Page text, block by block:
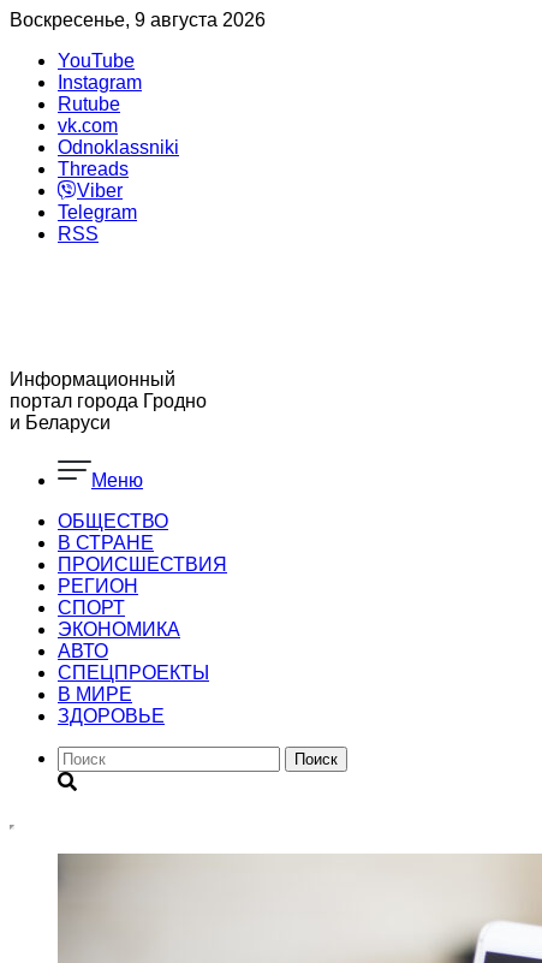
Воскресенье, 9 августа 2026
YouTube
Instagram
Rutube
vk.com
Odnoklassniki
Threads
Viber
Telegram
RSS
Информационный
портал города Гродно
и Беларуси
Меню
ОБЩЕСТВО
В СТРАНЕ
ПРОИСШЕСТВИЯ
РЕГИОН
CПОРТ
ЭКОНОМИКА
АВТО
СПЕЦПРОЕКТЫ
В МИРЕ
ЗДОРОВЬЕ
Поиск